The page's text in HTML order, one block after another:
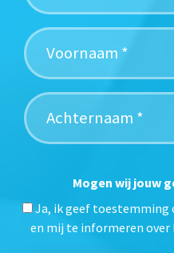
Mogen wij jouw
Ja, ik geef toestemming
en mij te informeren